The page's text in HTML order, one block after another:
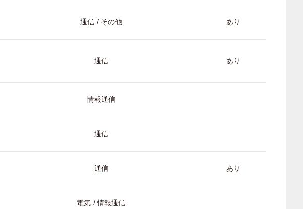
通信 / その他 あり
通信 あり
情報通信
通信
通信 あり
電気 / 情報通信